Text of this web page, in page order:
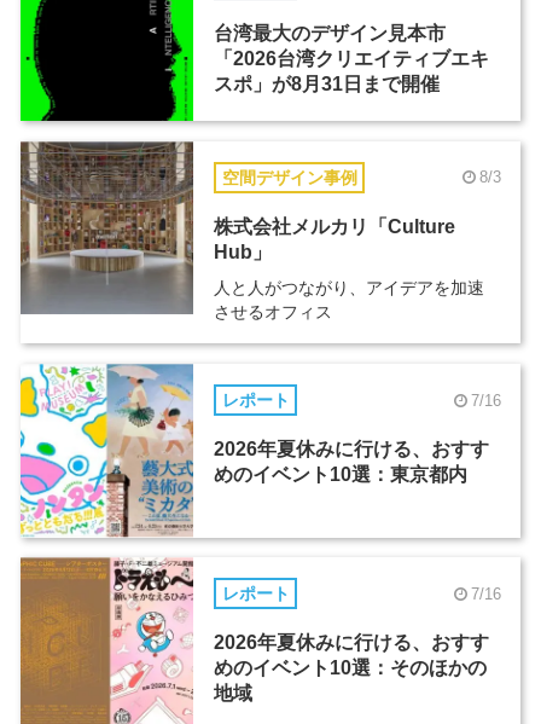
台湾最大のデザイン見本市
「2026台湾クリエイティブエキ
スポ」が8月31日まで開催
空間デザイン事例 8/3
株式会社メルカリ「Culture
Hub」
人と人がつながり、アイデアを加速
させるオフィス
レポート 7/16
2026年夏休みに行ける、おすす
めのイベント10選：東京都内
レポート 7/16
2026年夏休みに行ける、おすす
めのイベント10選：そのほかの
地域